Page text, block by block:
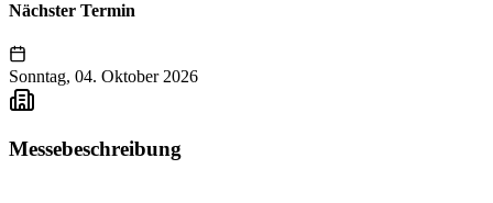
Nächster Termin
Sonntag, 04. Oktober 2026
Messebeschreibung